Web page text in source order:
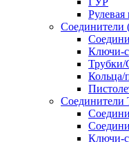
Рулевая
Соединители
Ключи-
Трубки/
Кольца/
Соединители
Ключи-